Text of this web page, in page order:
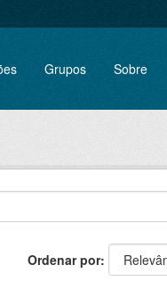
Grupos Sobre
Ordenar por